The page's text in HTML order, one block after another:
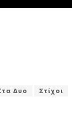
Δυο Στίχοι